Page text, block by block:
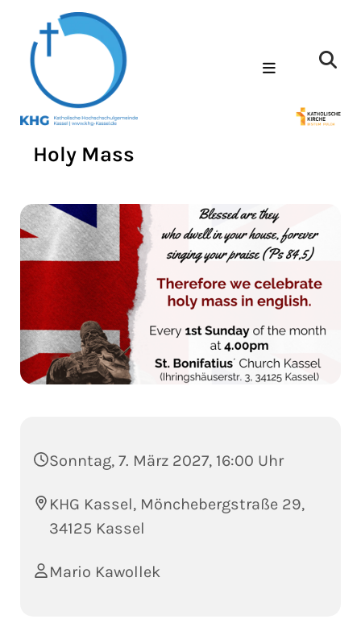
Holy Mass
Sonntag, 7. März 2027, 16:00 Uhr
KHG Kassel, Mönchebergstraße 29,
34125 Kassel
Mario Kawollek